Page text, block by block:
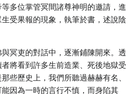
多位掌管冥間諸尊神明的邀請，進
受果報的現象，執筆於書，述說陰
冥吏的對話中，逐漸鋪陳開來。透
將看到許多生前造業、死後地獄受
些歷史上，我們所聽過赫赫有名、
因為一時的言行不慎，而身陷其